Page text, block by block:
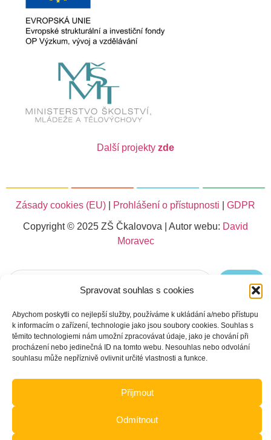
Spravovat souhlas s cookies
Abychom poskytli co nejlepší služby, používáme k ukládání a/nebo přístupu
k informacím o zařízení, technologie jako jsou soubory cookies. Souhlas s
těmito technologiemi nám umožní zpracovávat údaje, jako je chování při
procházení nebo jedinečná ID na tomto webu. Nesouhlas nebo odvolání
souhlasu může nepříznivě ovlivnit určité vlastnosti a funkce.
Přijmout
Odmítnout
Další projekty zde
Zásady cookies (EU) Prohlášení o přístupnosti GDPR
Copyright © 2025 ZŠ Čkalovova | Autor webu: David
Moravec
Hledat